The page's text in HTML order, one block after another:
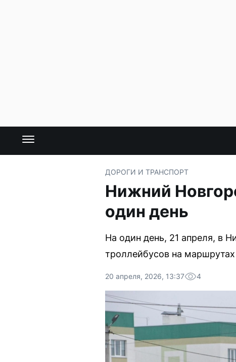
ДОРОГИ И ТРАНСПОРТ
Нижний
один день
На один день, 21 апреля, в
троллейбусов на
20 апреля, 2026, 13:37 4